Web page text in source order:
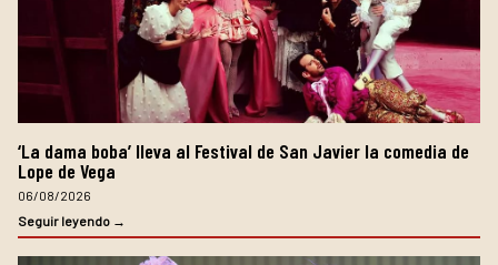
‘La dama boba’ lleva al Festival de San Javier la comedia de
Lope de Vega
06/08/2026
Seguir leyendo →